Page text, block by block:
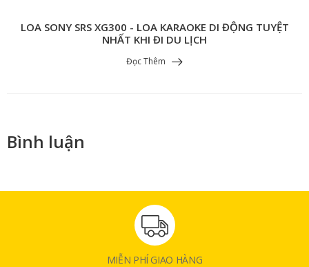
LOA SONY SRS XG300 - LOA KARAOKE DI ĐỘNG TUYỆT
NHẤT KHI ĐI DU LỊCH
Đọc Thêm
Bình luận
MIỄN PHÍ GIAO HÀNG